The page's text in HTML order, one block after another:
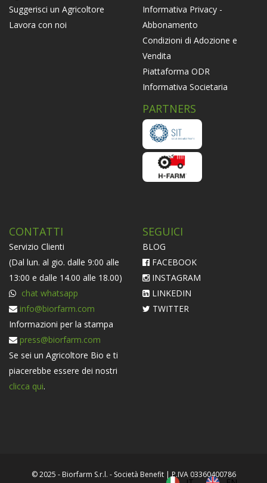
Suggerisci un Agricoltore
Lavora con noi
Informativa Privacy -
Abbonamento
Condizioni di Adozione e
Vendita
Piattaforma ODR
Informativa Societaria
PARTNERS
CONTATTI
Servizio Clienti
(Dal lun. al gio. dalle 9:00 alle
13:00 e dalle 14.00 alle 18.00)
chat whatsapp
info@biorfarm.com
Informazioni per la stampa
press@biorfarm.com
Se sei un Agricoltore Bio e ti
piacerebbe essere dei nostri
clicca qui.
SEGUICI
BLOG
FACEBOOK
INSTAGRAM
LINKEDIN
TWITTER
© 2025 - Biorfarm S.r.l. - Società Benefit | P.IVA 03360400786